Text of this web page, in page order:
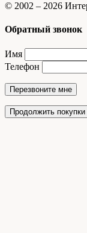
© 2002 – 2026
Обратный звонок
Имя
Телефон
Перезвоните мне
Продолжить покупки